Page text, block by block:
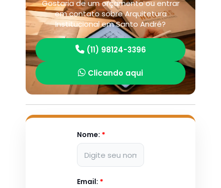
Gostaria de um orçamento ou entrar
em contato sobre Arquitetura
Institucional em Santo André?
(11) 98124-3396
Clicando aqui
Nome: *
Email: *